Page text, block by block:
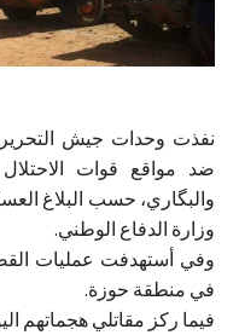
نفذت وحدات جيش
ضد مواقع قوات
وزارة الدفاع الوطني.
وفي أستهدفت عمليات
في منطقة حوزة.
فيما ركز مقاتلي هجماتهم